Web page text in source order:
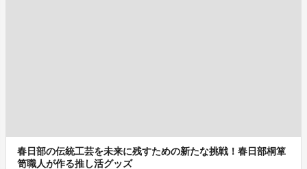
春日部の伝統工芸を未来に残すための新たな挑戦！春日部桐箪
笥職人が作る推し活グッズ